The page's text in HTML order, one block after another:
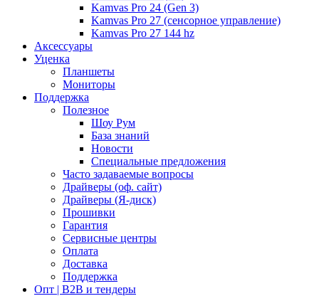
Kamvas Pro 24 (Gen 3)
Kamvas Pro 27 (сенсорное управление)
Kamvas Pro 27 144 hz
Аксессуары
Уценка
Планшеты
Мониторы
Поддержка
Полезное
Шоу Рум
База знаний
Новости
Специальные предложения
Часто задаваемые вопросы
Драйверы (оф. сайт)
Драйверы (Я-диск)
Прошивки
Гарантия
Сервисные центры
Оплата
Доставка
Поддержка
Опт | B2B и тендеры